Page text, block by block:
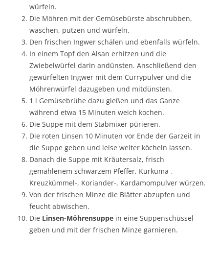
würfeln.
Die Möhren mit der Gemüsebürste abschrubben,
waschen, putzen und würfeln.
Den frischen Ingwer schälen und ebenfalls würfeln.
In einem Topf den Alsan erhitzen und die
Zwiebelwürfel darin andünsten. Anschließend den
gewürfelten Ingwer mit dem Currypulver und die
Möhrenwürfel dazugeben und mitdünsten.
1 l Gemüsebrühe dazu gießen und das Ganze
während etwa 15 Minuten weich kochen.
Die Suppe mit dem Stabmixer pürieren.
Die roten Linsen 10 Minuten vor Ende der Garzeit in
die Suppe geben und leise weiter köcheln lassen.
Danach die Suppe mit Kräutersalz, frisch
gemahlenem schwarzem Pfeffer, Kurkuma-,
Kreuzkümmel-, Koriander-, Kardamompulver würzen.
Von der frischen Minze die Blätter abzupfen und
feucht abwischen.
Die Linsen-Möhrensuppe in eine Suppenschüssel
geben und mit der frischen Minze garnieren.